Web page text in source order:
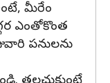
మీరేం
ఎంతోకొంత
పనులను